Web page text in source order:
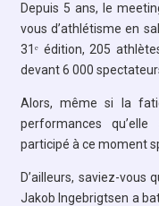
Depuis 5 ans, le
vous d’athlétisme en
31ᵉ édition, 205
devant 6 000
Alors, même si la
performances
participé à ce moment
D’ailleurs, saviez-vous
Jakob Ingebrigtsen a